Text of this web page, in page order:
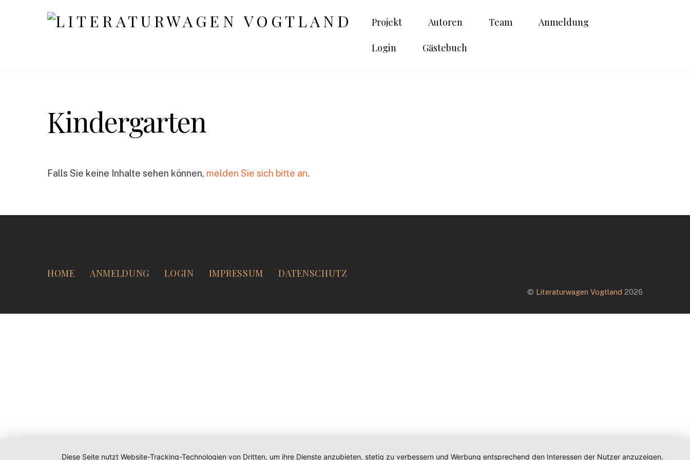
Projekt Autoren Team Anmeldung
Login Gästebuch
Kindergarten
Falls Sie keine Inhalte sehen können, melden Sie sich bitte an.
HOME ANMELDUNG LOGIN IMPRESSUM DATENSCHUTZ
© Literaturwagen Vogtland 2026
Diese Seite nutzt Website-Tracking-Technologien von Dritten, um ihre Dienste anzubieten, stetig zu verbessern und Werbung entsprechend den Interessen der Nutzer anzuzeigen.